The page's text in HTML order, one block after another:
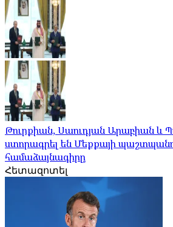
Թուրքիան, Սաուդյան Արաբիան և
ստորագրել են Մեքքայի
համաձայնագիրը
Հետազոտել